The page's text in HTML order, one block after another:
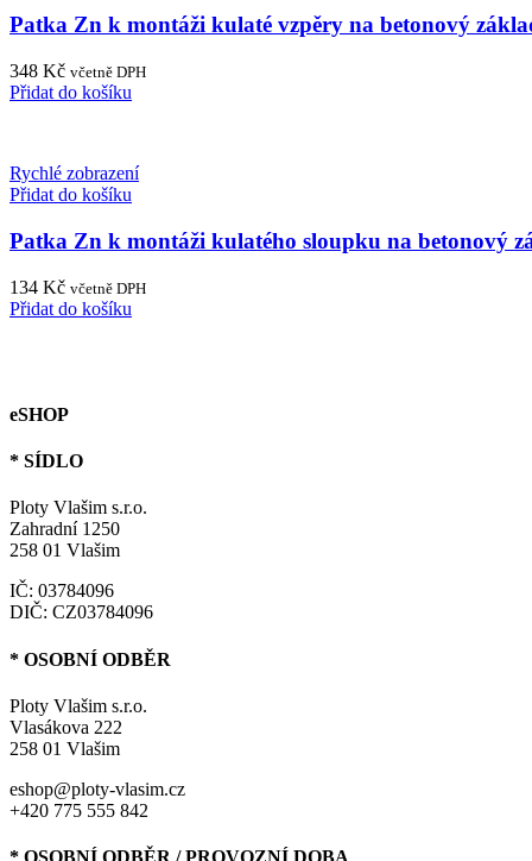
Patka Zn k montáži kulaté vzpěry na betonový
348 Kč včetně DPH
Přidat do košíku
Rychlé zobrazení
Přidat do košíku
Patka Zn k montáži kulatého sloupku na betonový
134 Kč včetně DPH
Přidat do košíku
eSHOP
* SÍDLO
Ploty Vlašim s.r.o.
Zahradní 1250
258 01 Vlašim
IČ: 03784096
DIČ: CZ03784096
* OSOBNÍ ODBĚR
Ploty Vlašim s.r.o.
Vlasákova 222
258 01 Vlašim
eshop@ploty-vlasim.cz
+420 775 555 842
* OSOBNÍ ODBĚR / PROVOZNÍ DOBA